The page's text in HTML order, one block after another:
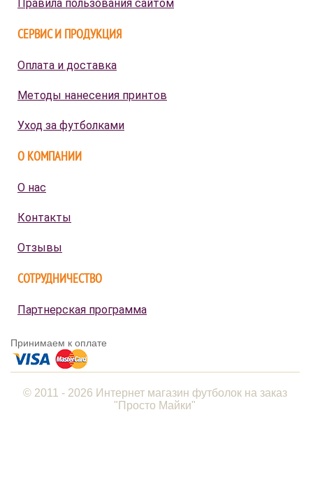
Правила пользования сайтом
СЕРВИС И ПРОДУКЦИЯ
Оплата и доставка
Методы нанесения принтов
Уход за футболками
О КОМПАНИИ
О нас
Контакты
Отзывы
СОТРУДНИЧЕСТВО
Партнерская программа
Принимаем к оплате
© 2011 - 2026 Интернет магазин футболок на заказ
"Просто Майки"